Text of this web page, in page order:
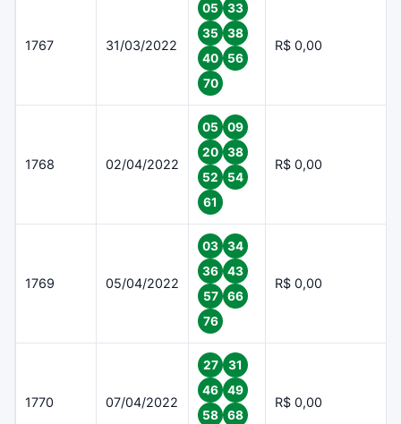
1767 31/03/2022
05
33
35
38
40
56
70
R$ 0,00
1768 02/04/2022
05
09
20
38
52
54
61
R$ 0,00
1769 05/04/2022
03
34
36
43
57
66
76
R$ 0,00
1770 07/04/2022
27
31
46
49
58
68
R$ 0,00